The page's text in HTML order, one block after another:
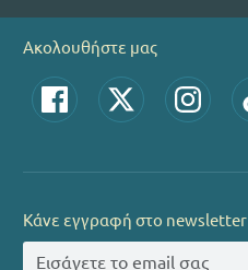
Ακολουθήστε μας
Κάνε εγγραφή στο newsletter